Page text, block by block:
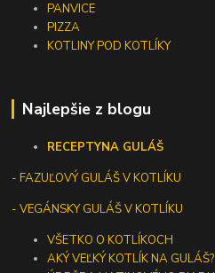
PANVICE
PIZZA
KOTLINY POD KOTLÍKY
Najlepšie z blogu
RECEPTYNA GULÁŠ
-FAZUĽOVÝ GULÁŠ V KOTLÍKU
- VEGÁNSKY GULÁŠ V KOTLÍKU
VŠETKO O KOTLÍKOCH
AKÝ VEĽKÝ KOTLÍK NA GULÁŠ?